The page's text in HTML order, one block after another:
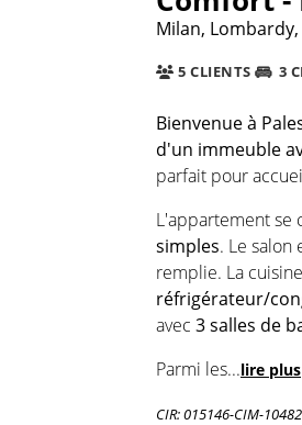
Milan,
5 CLIENTS 3
Bienvenue à
d'un immeuble
parfait pour
L'appartement se
simples. Le
remplie. La
réfrigérateur/
avec 3 salles de
Parmi les...lire plus
CIR: 015146-CIM-10482